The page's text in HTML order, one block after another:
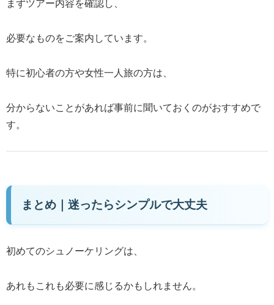
まずツアー内容を確認し、
必要なものをご案内しています。
特に初心者の方や女性一人旅の方は、
分からないことがあれば事前に聞いておくのがおすすめで
す。
まとめ｜迷ったらシンプルで大丈夫
初めてのシュノーケリングは、
あれもこれも必要に感じるかもしれません。